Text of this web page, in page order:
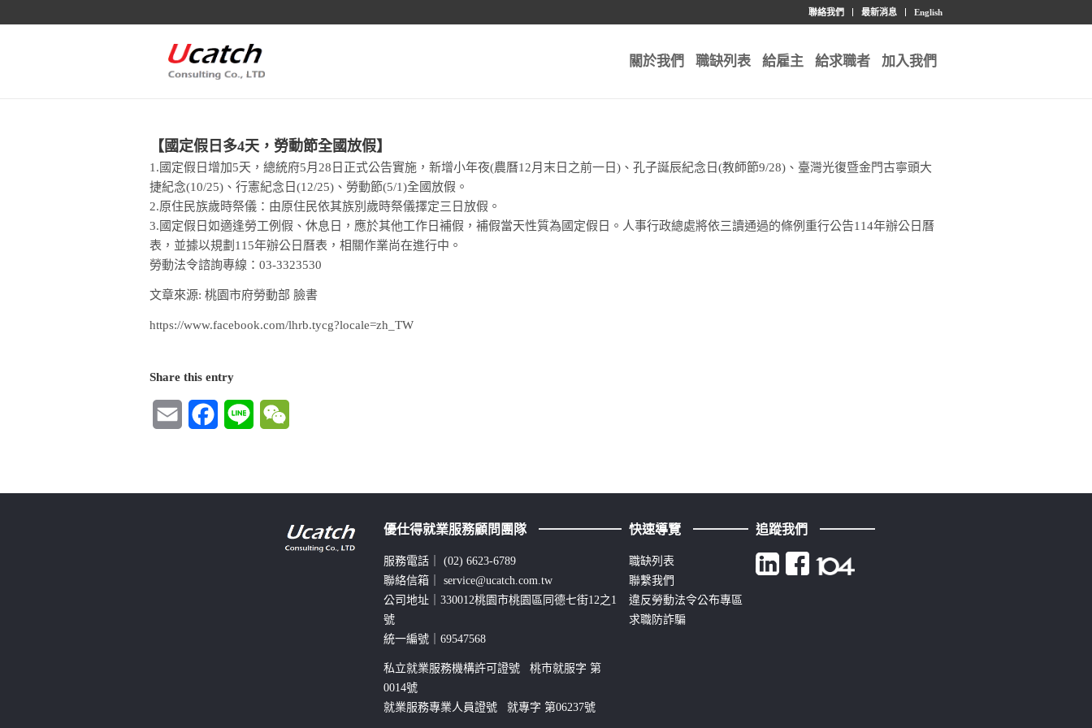
聯絡我們 最新消息 English
關於我們 職缺列表 給雇主 給求職者 加入我們
【國定假日多4天，勞動節全國放假】
1.國定假日增加5天，總統府5月28日正式公告實施，新增小年夜(農曆12月末日之前一日)、孔子誕辰紀念日(教師節9/28)、臺灣光復暨金門古寧頭大
捷紀念(10/25)、行憲紀念日(12/25)、勞動節(5/1)全國放假。
2.原住民族歲時祭儀：由原住民依其族別歲時祭儀擇定三日放假。
3.國定假日如適逢勞工例假、休息日，應於其他工作日補假，補假當天性質為國定假日。人事行政總處將依三讀通過的條例重行公告114年辦公日曆
表，並據以規劃115年辦公日曆表，相關作業尚在進行中。
勞動法令諮詢專線：03-3323530
文章來源: 桃園市府勞動部 臉書
https://www.facebook.com/lhrb.tycg?locale=zh_TW
Share this entry
Email FacebookLine
優仕得就業服務顧問團隊
服務電話｜(02) 6623-6789
聯絡信箱｜service@ucatch.com.tw
公司地址｜330012桃園市桃園區同德七街12之1
號
統一編號｜69547568
私立就業服務機構許可證號 桃市就服字 第
0014號
就業服務專業人員證號 就專字 第06237號
快速導覽
職缺列表
聯繫我們
違反勞動法令公布專區
求職防詐騙
追蹤我們